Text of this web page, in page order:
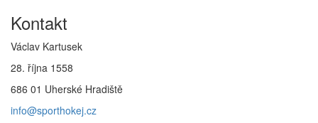
Kontakt
Václav Kartusek
28. října 1558
686 01 Uherské Hradiště
info@sporthokej.cz